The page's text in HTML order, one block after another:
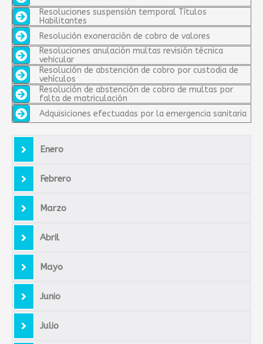
Resoluciones suspensión temporal Títulos
Habilitantes
Resolución exoneración de cobro de valores
Resoluciones anulación multas revisión técnica
vehicular
Resolución de abstención de cobro por custodia de
vehículos
Resolución de abstención de cobro de multas por
falta de matriculación
Adquisiciones efectuadas por la emergencia sanitaria
Enero
Febrero
Marzo
Abril
Mayo
Junio
Julio